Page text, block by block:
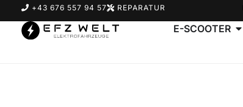
+43 676 557 94 57 REPARATUR
E-SCOOTER